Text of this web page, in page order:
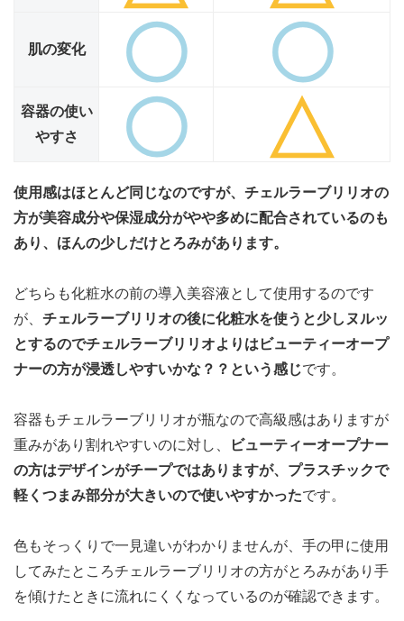
肌の変化
容器の使い
やすさ
使用感はほとんど同じなのですが、チェルラーブリリオの
方が美容成分や保湿成分がやや多めに配合されているのも
あり、ほんの少しだけとろみがあります。
どちらも化粧水の前の導入美容液として使用するのです
が、 チェルラーブリリオの後に化粧水を使うと少しヌルッ
とするのでチェルラーブリリオよりはビューティーオープ
ナーの方が浸透しやすいかな？？という感じです。
容器もチェルラーブリリオが瓶なので高級感はありますが
重みがあり割れやすいのに対し、
ビューティーオープナー
の方はデザインがチープではありますが、プラスチックで
軽くつまみ部分が大きいので使いやすかったです。
色もそっくりで一見違いがわかりませんが、手の甲に使用
してみたところチェルラーブリリオの方がとろみがあり手
を傾けたときに流れにくくなっているのが確認できます。